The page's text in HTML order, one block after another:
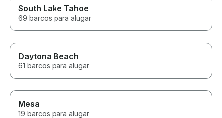
South Lake Tahoe
69 barcos para alugar
Daytona Beach
61 barcos para alugar
Mesa
19 barcos para alugar